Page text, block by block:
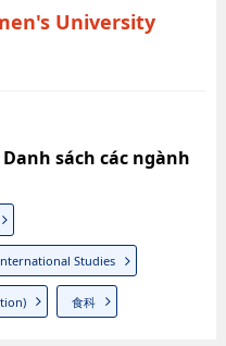
University
sách các ngành
Studies
食科